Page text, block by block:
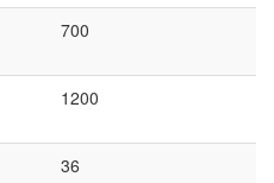
700
1200
36